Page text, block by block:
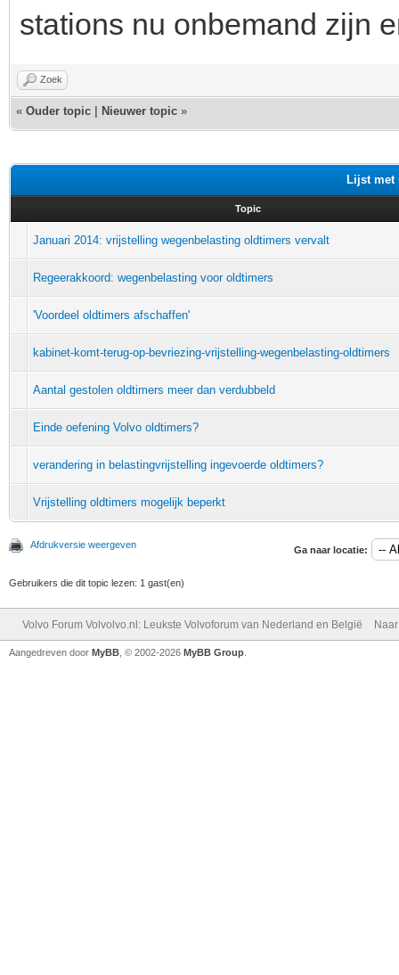
stations nu onbemand zijn
Zoek
« Ouder topic Nieuwer topic »
Lijst met
Topic
Januari 2014: vrijstelling wegenbelasting oldtimers vervalt
Regeerakkoord: wegenbelasting voor oldtimers
'Voordeel oldtimers afschaffen'
kabinet-komt-terug-op-bevriezing-vrijstelling-wegenbelasting-oldtimers
Aantal gestolen oldtimers meer dan verdubbeld
Einde oefening Volvo oldtimers?
verandering in belastingvrijstelling ingevoerde oldtimers?
Vrijstelling oldtimers mogelijk beperkt
Afdrukversie weergeven Ga naar locatie:
Gebruikers die dit topic lezen: 1 gast(en)
Volvo Forum Volvolvo.nl: Leukste Volvoforum van Nederland en België
Aangedreven door MyBB , © 2002-2026 MyBB Group